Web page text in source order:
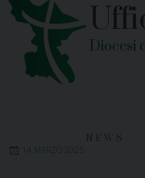
Diocesi
14 MARZO 2025